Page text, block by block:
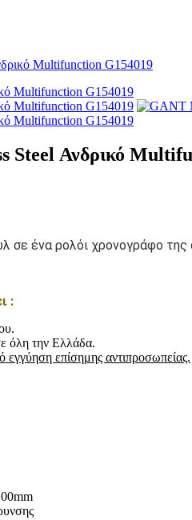
Multifunction G154019
Steel Ανδρικό
σε ένα ρολόι χρονογράφο
:
όλη την Ελλάδα.
επίσημης αντιπροσωπείας.